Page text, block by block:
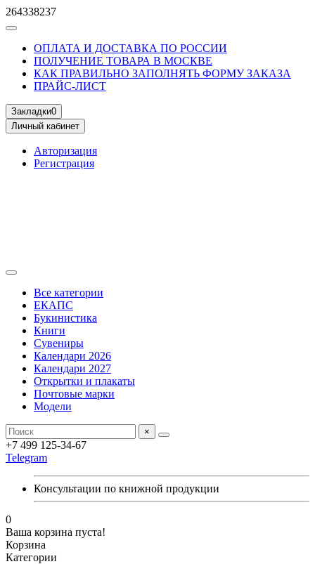
264338237
ОПЛАТА И ДОСТАВКА ПО РОССИИ
ПОЛУЧЕНИЕ ТОВАРА В МОСКВЕ
КАК ПРАВИЛЬНО ЗАПОЛНЯТЬ ФОРМУ ЗАКАЗА
ПРАЙС-ЛИСТ
Закладки0
Личный кабинет
Авторизация
Регистрация
Все категории
ЕКАПС
Букинистика
Книги
Сувениры
Календари 2026
Календари 2027
Открытки и плакаты
Почтовые марки
Модели
×
+7 499 125-34-67
Telegram
Консультации по книжной продукции
0
Ваша корзина пуста!
Корзина
Категории